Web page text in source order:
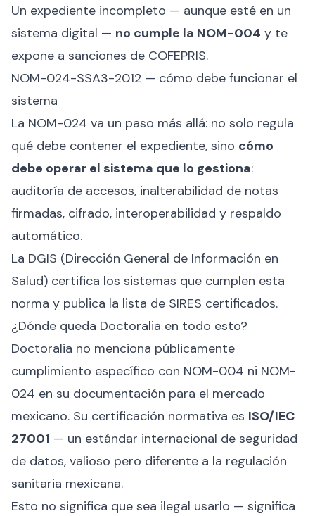
Un expediente incompleto — aunque esté en un
sistema digital — no cumple la NOM-004 y te
expone a sanciones de COFEPRIS.
NOM-024-SSA3-2012 — cómo debe funcionar el
sistema
La NOM-024 va un paso más allá: no solo regula
qué debe contener el expediente, sino cómo
debe operar el sistema que lo gestiona:
auditoría de accesos, inalterabilidad de notas
firmadas, cifrado, interoperabilidad y respaldo
automático.
La DGIS (Dirección General de Información en
Salud) certifica los sistemas que cumplen esta
norma y publica la lista de SIRES certificados.
¿Dónde queda Doctoralia en todo esto?
Doctoralia no menciona públicamente
cumplimiento específico con NOM-004 ni NOM-
024 en su documentación para el mercado
mexicano. Su certificación normativa es ISO/IEC
27001 — un estándar internacional de seguridad
de datos, valioso pero diferente a la regulación
sanitaria mexicana.
Esto no significa que sea ilegal usarlo — significa